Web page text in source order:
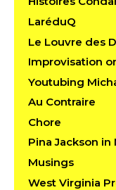
LaréduQ
Le Louvre des
Improvisation
Youtubing
Au Contraire
Chore
Pina Jackson
Musings
West Virginia